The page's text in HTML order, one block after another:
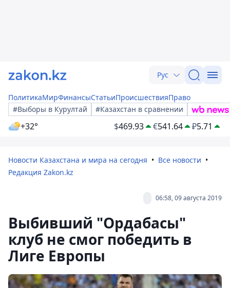
Рус
ПолитикаМирФинансыСтатьиПроисшествияПраво
#Выборы в Курултай
#Казахстан в сравнении
+32° $469.93 €541.64 ₽5.71
Новости Казахстана и мира на сегодня
Все новости
Редакция Zakon.kz
06:58, 09 августа 2019
Выбивший "Ордабасы"
клуб не смог победить в
Лиге Европы